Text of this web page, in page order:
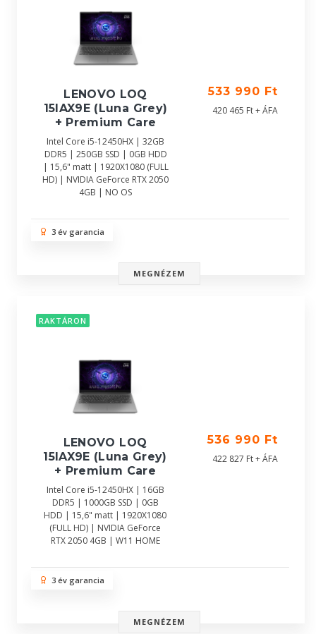
LENOVO LOQ
15IAX9E (Luna Grey)
+ Premium Care
Intel Core i5-12450HX | 32GB
DDR5 | 250GB SSD | 0GB HDD
| 15,6" matt | 1920X1080 (FULL
HD) | NVIDIA GeForce RTX 2050
4GB | NO OS
533 990 Ft
420 465 Ft + ÁFA
3 év garancia
MEGNÉZEM
RAKTÁRON
LENOVO LOQ
15IAX9E (Luna Grey)
+ Premium Care
Intel Core i5-12450HX | 16GB
DDR5 | 1000GB SSD | 0GB
HDD | 15,6" matt | 1920X1080
(FULL HD) | NVIDIA GeForce
RTX 2050 4GB | W11 HOME
536 990 Ft
422 827 Ft + ÁFA
3 év garancia
MEGNÉZEM